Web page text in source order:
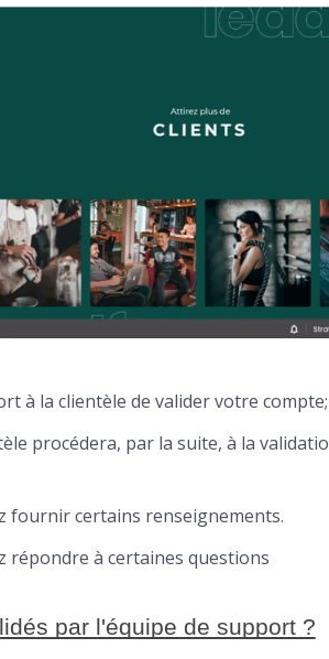
à la clientèle de valider votre compte;
procédera, par la suite, à la
fournir certains renseignements.
répondre à certaines questions
par l'équipe de support ?